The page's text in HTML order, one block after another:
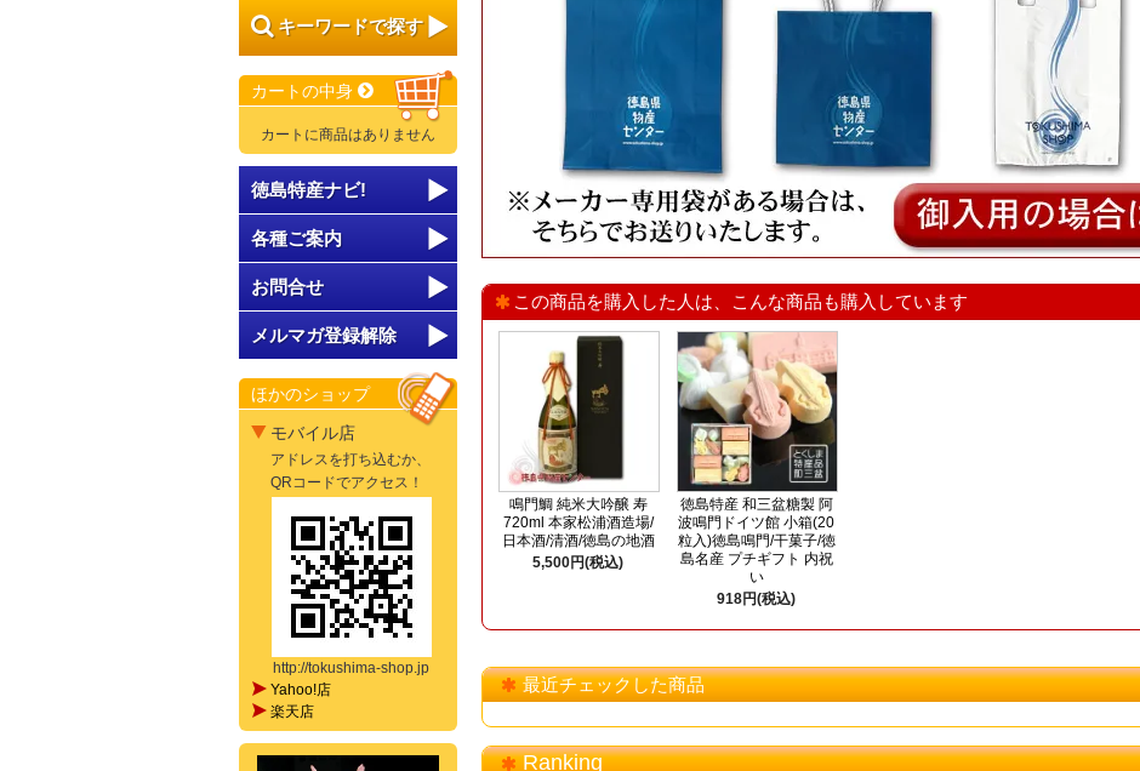
この商品を購入した人は、こんな商品も購入しています
鳴門鯛 純米大吟醸 寿
720ml 本家松浦酒造場/
日本酒/清酒/徳島の地酒
5,500円(税込)
徳島特産 和三盆糖製 阿
波鳴門ドイツ館 小箱(20
粒入)徳島鳴門/干菓子/徳
島名産 プチギフト 内祝
い
918円(税込)
最近チェックした商品
Ranking
キーワードで探す
カートの中身
カートに商品はありません
徳島特産ナビ!
各種ご案内
お問合せ
メルマガ登録解除
ほかのショップ
モバイル店
アドレスを打ち込むか、
QRコードでアクセス！
http://tokushima-shop.jp
Yahoo!店
楽天店